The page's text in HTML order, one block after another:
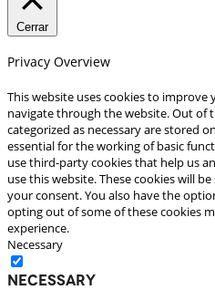
Cerrar
Privacy Overview
This website uses cookies to improve
navigate through the website. Out of
categorized as necessary are stored
essential for the working of basic
use third-party cookies that help us
use this website. These cookies will
your consent. You also have the
opting out of some of these cookies
experience.
Necessary
Necessary